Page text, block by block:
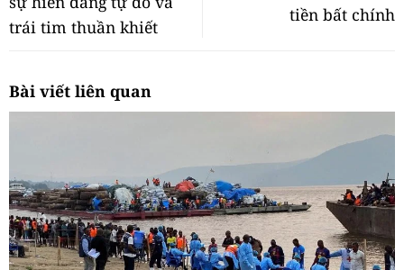
trái tim thuần khiết
tiền bất chính
Bài viết liên quan